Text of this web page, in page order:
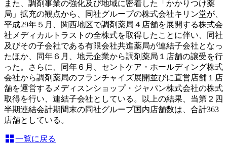
また、調剤事業の強化及び地域に密着した「かかりつけ薬
局」拡充の観点から、同社グループの株式会社キリン堂が、
平成29年５月、関西地区で調剤薬局４店舗を展開する株式会
社メディカルトラストの全株式を取得したことに伴い、同社
及びその子会社である有限会社共進薬局が連結子会社となっ
たほか、同年６月、地元企業から調剤薬局１店舗の譲受を行
った。さらに、同年６月、セントケア・ホールディング株式
会社から調剤薬局のフランチャイズ展開並びに直営店舗１店
舗を運営するメディスンショップ・ジャパン株式会社の株式
取得を行い、連結子会社としている。以上の結果、当第２四
半期連結会計期間末の同社グループ国内店舗数は、合計363
店舗としている。
一覧に戻る